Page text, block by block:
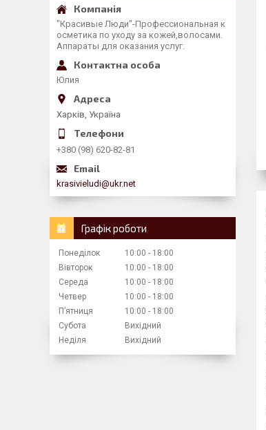
"Красивые Люди"-Профессиональная к
осметика по уходу за кожей,волосами.
Аппараты для оказания услуг.
Юлия
Харків, Україна
+380 (98) 620-82-81
krasivieludi@ukr.net
Графік роботи
Понеділок 10:00
18:00
Вівторок
10:00
18:00
Середа
10:00
18:00
Четвер
10:00
18:00
Пʼятниця
10:00
18:00
Субота
Вихідний
Неділя
Вихідний